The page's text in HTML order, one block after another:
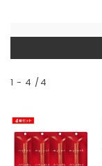
1 - 4 4